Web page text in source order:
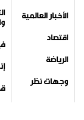
الأخبار العالمية
اقتصاد
الرياضة
وجهات نظر